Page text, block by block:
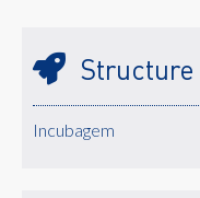
Structure
Incubagem